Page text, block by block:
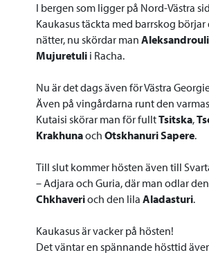
I bergen som ligger på Nord-Västra
Kaukasus täckta med barrskog
nätter, nu skördar manAleksandrouli
Mujuretuli i Racha.
Nu är det dags även för Västra
Även på vingårdarna runt den
Kutaisi skörar man för fulltTsitska,
KrakhunaochOtskhanuri Sapere.
Till slut kommer hösten även till
– Adjara och Guria, där man odlar
Chkhaverioch den lilaAladasturi.
Kaukasus är vacker på hösten!
Det väntar en spännande hösttid